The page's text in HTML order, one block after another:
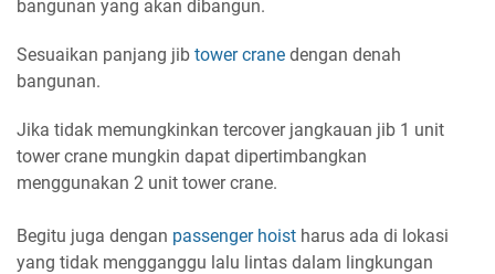
bangunan yang akan dibangun.
Sesuaikan panjang jib tower crane dengan denah
bangunan.
Jika tidak memungkinkan tercover jangkauan jib 1 unit
tower crane mungkin dapat dipertimbangkan
menggunakan 2 unit tower crane.
Begitu juga dengan passenger hoist harus ada di lokasi
yang tidak mengganggu lalu lintas dalam lingkungan